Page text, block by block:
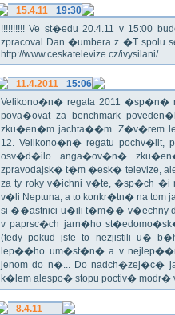
15.4.11
19:30
!!!!!!!!!! Ve st�edu 20.4.11 v 15:00
zpracoval Dan �umbera z �T spolu
http://www.ceskatelevize.cz/ivysilani/
11.4.2011
15:06
Velikono�n� regata 2011 �sp�n�
pova�ovat za benchmark
zku�en�m jachta��m. Z�v�rem
12. Velikono�n� regatu
osv�d�ilo anga�ov�n�
zpravodajsk� t�m �esk� televize,
za ty roky v�ichni v�te, �sp�ch
v�li Neptuna, a to konkr�tn� na tom
si ��astnici u�ili t�m�� v�echny
v paprsc�ch jarn�ho
(tedy pokud jste to nezjistili u�
lep��ho um�st�n� a v
jenom do n�... Do nadch�zej�c�
k�lem alespo� stopu poctiv�
8.4.11